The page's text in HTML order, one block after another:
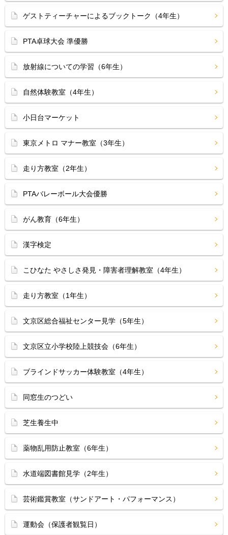
ゲストティーチャーによるブックトーク（4年生）
PTA卓球大会 準優勝
放射線についての学習（6年生）
自然体験教室（4年生）
小日台マーケット
東京メトロ マナー教室（3年生）
走り方教室（2年生）
PTAバレーボール大会優勝
がん教育（6年生）
漢字検定
こひなた やさしさ発見・障害者理解教室（4年生）
走り方教室（1年生）
文京区総合福祉センター見学（5年生）
文京区立小学校陸上競技会（6年生）
ブラインドサッカー体験教室（4年生）
同窓生のつどい
芝生養生中
薬物乱用防止教室（6年生）
水道端図書館見学（2年生）
芸術鑑賞教室（サンドアート・パフォーマンス）
運動会（保護者観覧日）